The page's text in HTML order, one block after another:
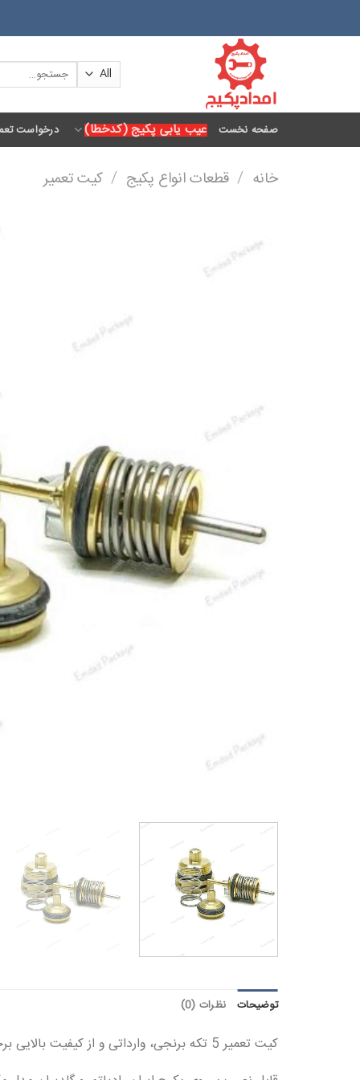
جستجو
برای:
صفحه نخست عیب یابی پکیج (کدخطا) درخواست
خانه / قطعات انواع پکیج / کیت تعمیر
توضیحات نظرات (0)
کیت تعمیر 5 تکه برنجی، وارداتی و از کیفیت بالایی برخوردار میباشد.